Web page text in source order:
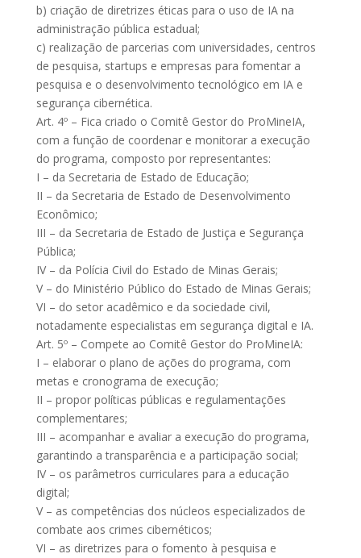
b) criação de diretrizes éticas para o uso de IA na
administração pública estadual;
c) realização de parcerias com universidades, centros
de pesquisa, startups e empresas para fomentar a
pesquisa e o desenvolvimento tecnológico em IA e
segurança cibernética.
Art. 4º – Fica criado o Comitê Gestor do ProMineIA,
com a função de coordenar e monitorar a execução
do programa, composto por representantes:
I – da Secretaria de Estado de Educação;
II – da Secretaria de Estado de Desenvolvimento
Econômico;
III – da Secretaria de Estado de Justiça e Segurança
Pública;
IV – da Polícia Civil do Estado de Minas Gerais;
V – do Ministério Público do Estado de Minas Gerais;
VI – do setor acadêmico e da sociedade civil,
notadamente especialistas em segurança digital e IA.
Art. 5º – Compete ao Comitê Gestor do ProMineIA:
I – elaborar o plano de ações do programa, com
metas e cronograma de execução;
II – propor políticas públicas e regulamentações
complementares;
III – acompanhar e avaliar a execução do programa,
garantindo a transparência e a participação social;
IV – os parâmetros curriculares para a educação
digital;
V – as competências dos núcleos especializados de
combate aos crimes cibernéticos;
VI – as diretrizes para o fomento à pesquisa e